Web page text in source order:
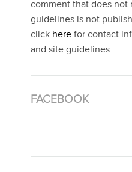
comment that does not
guidelines is not
click here for contact
and site guidelines.
FACEBOOK